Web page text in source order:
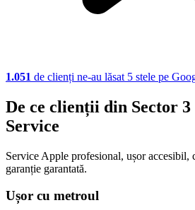
1.051 de clienți ne-au lăsat 5 stele pe
De ce clienții din Sector 3
Service
Service Apple profesional, ușor accesibil,
garanție garantată.
Ușor cu metroul